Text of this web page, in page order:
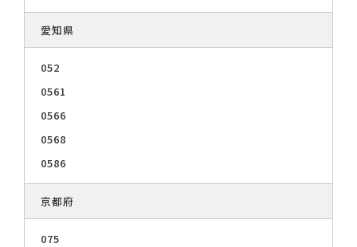
愛知県
052
0561
0566
0568
0586
京都府
075